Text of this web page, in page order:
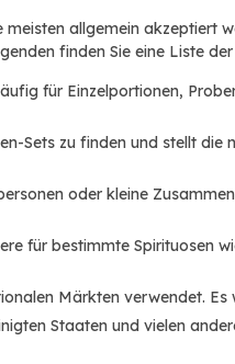
allgemein akzeptiert
finden Sie eine Liste
für Einzelportionen,
Sets zu finden und stellt
oder kleine
für bestimmte Spirituosen
Märkten verwendet.
Staaten und vielen